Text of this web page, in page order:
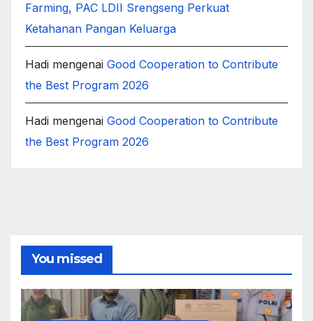
Farming, PAC LDII Srengseng Perkuat
Ketahanan Pangan Keluarga
Hadi mengenai Good Cooperation to Contribute
the Best Program 2026
Hadi mengenai Good Cooperation to Contribute
the Best Program 2026
You missed